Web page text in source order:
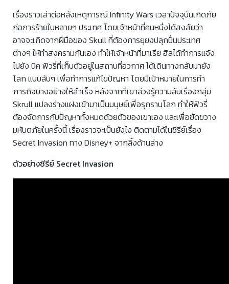
เรื่องราวเล่าต่อหลังเหตุการณ์ Infinity Wars เวลาปัจจุบันเกิดภัย
ก่อการร้ายในหลายๆ ประเทศ โดยเจ้าหน้าที่คนหนึ่งได้สงสัยว่า
อาจจะเกิดจากฝีมือของ Skull ที่ต้องการยุยงปลุกปั่นประเทศ
ต่างๆ ให้ทำสงครามกันเอง ทำให้เจ้าหน้าที่มาเรีย ฮิลได้ทำการแจ้ง
ไปยัง นิค ฟิวรี่ที่เก็บตัวอยู่ในสถานที่อวกาศ ได้เดินทางกลับมายัง
โลก แบบลับๆ เพื่อทำการแก้ไขปัญหา โดยมีเป้าหมายในการทำ
ภารกิจบางอย่างให้สำเร็จ หลังจากที่เขาล่วงรู้ความลับเรื่องกลุ่ม
Skrull แปลงร่างแฝงเข้ามาเป็นมนุษย์เพื่อรุกรานโลก ทำให้ฟิวรี่
ต้องจัดการกับปัญหาทั้งหมดด้วยตัวของเขาเอง และเพื่อขัดขวาง
มหันตภัยในครั้งนี้ เรื่องราวจะเป็นยังไง ติดตามได้ในซีรีย์เรื่อง
Secret Invasion ทาง Disney+ จากลิ้งด้านล่าง
ตัวอย่างซีรีย์ Secret Invasion